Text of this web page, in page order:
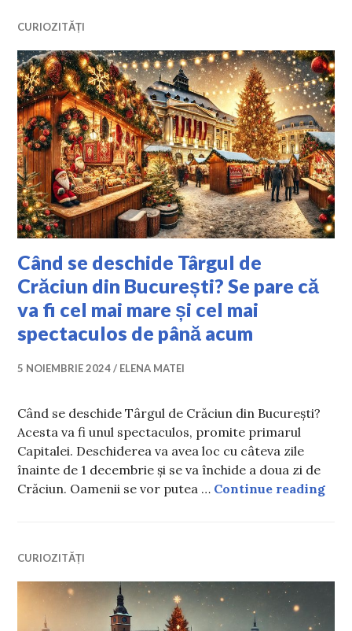
CURIOZITĂȚI
Când se deschide Târgul de
Crăciun din București? Se pare că
va fi cel mai mare și cel mai
spectaculos de până acum
5 NOIEMBRIE 2024 ELENA MATEI
Când se deschide Târgul de Crăciun din București?
Acesta va fi unul spectaculos, promite primarul
Capitalei. Deschiderea va avea loc cu câteva zile
înainte de 1 decembrie și se va închide a doua zi de
Crăciun. Oamenii se vor putea … Continue reading
CURIOZITĂȚI